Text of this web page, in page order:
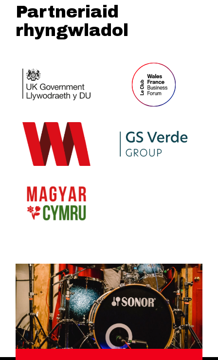
Partneriaid
rhyngwladol